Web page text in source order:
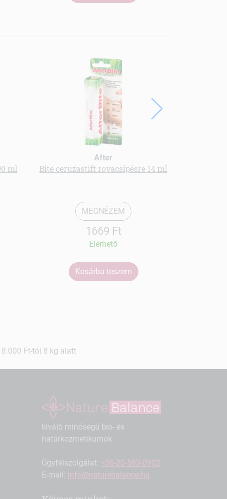
ml
After
Bite ceruzastift rovacsípésre 14 ml
MEGNÉZEM
1669 Ft
Elérhetõ
Kosárba teszem
Ft-tól 8 kg alatt
kiváló minőségű bio- és
natúrkozmetikumok
Ügyfélszolgálat: +36-20-593-0902
E-mail: info@naturebalance.hu